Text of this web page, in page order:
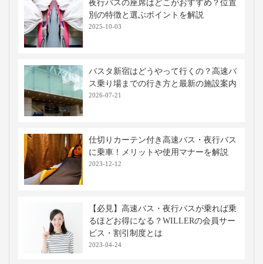
夜行バスの座席はどこがおすすめ？位置
別の特徴と選ぶポイントを解説
2025-10-03
バスタ新宿はどうやって行くの？高速バ
ス乗り場までの行き方と最新の施設案内
2026-07-21
仕切りカーテン付き高速バス・夜行バス
に乗車！メリットや使用マナーを解説
2023-12-12
【必見】高速バス・夜行バスが乗れば乗
るほどお得になる？WILLERの会員サー
ビス・割引制度とは
2023-04-24